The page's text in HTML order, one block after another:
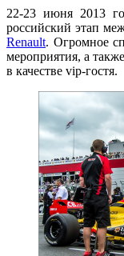
22-23 июня 2013
российский этап
Renault. Огромное
мероприятия, а
в качестве vip-гостя.